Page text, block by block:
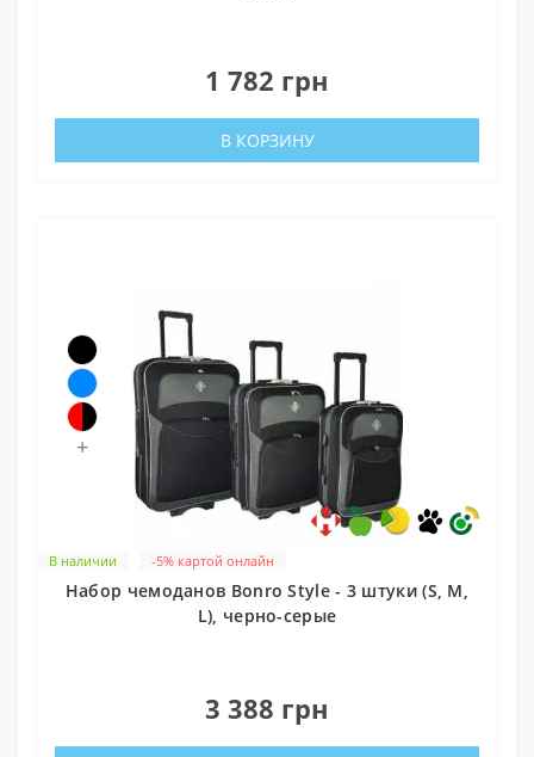
1 782 грн
В КОРЗИНУ
В наличии
+
-5% картой онлайн
Набор чемоданов Bonro Style - 3 штуки (S, M,
L), черно-серые
3 388 грн